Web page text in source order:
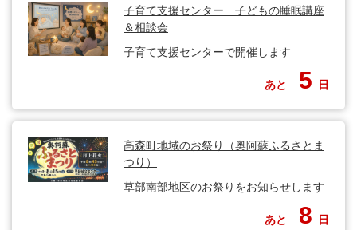
子育て支援センター 子どもの睡眠講座
＆相談会
子育て支援センターで開催します
あと 5 日
高森町地域のお祭り（奥阿蘇ふるさとま
つり）
草部南部地区のお祭りをお知らせします
あと 8 日